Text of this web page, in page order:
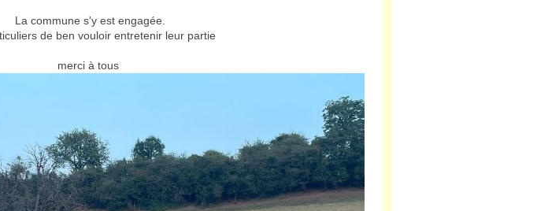
La commune s'y est engagée.
de ben vouloir entretenir leur partie
merci à tous